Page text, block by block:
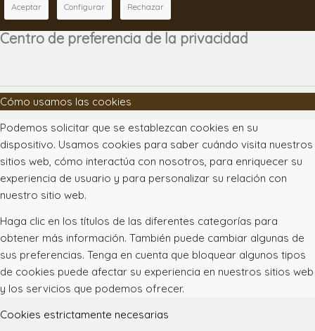
Aceptar Configurar Rechazar
Centro de preferencia de la privacidad
Cómo usamos las cookies
Podemos solicitar que se establezcan cookies en su
dispositivo. Usamos cookies para saber cuándo visita nuestros
sitios web, cómo interactúa con nosotros, para enriquecer su
experiencia de usuario y para personalizar su relación con
nuestro sitio web.
Haga clic en los títulos de las diferentes categorías para
obtener más información. También puede cambiar algunas de
sus preferencias. Tenga en cuenta que bloquear algunos tipos
de cookies puede afectar su experiencia en nuestros sitios web
y los servicios que podemos ofrecer.
Cookies estrictamente necesarias